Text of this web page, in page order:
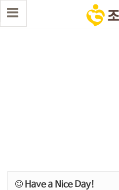
Have a Nice Day!